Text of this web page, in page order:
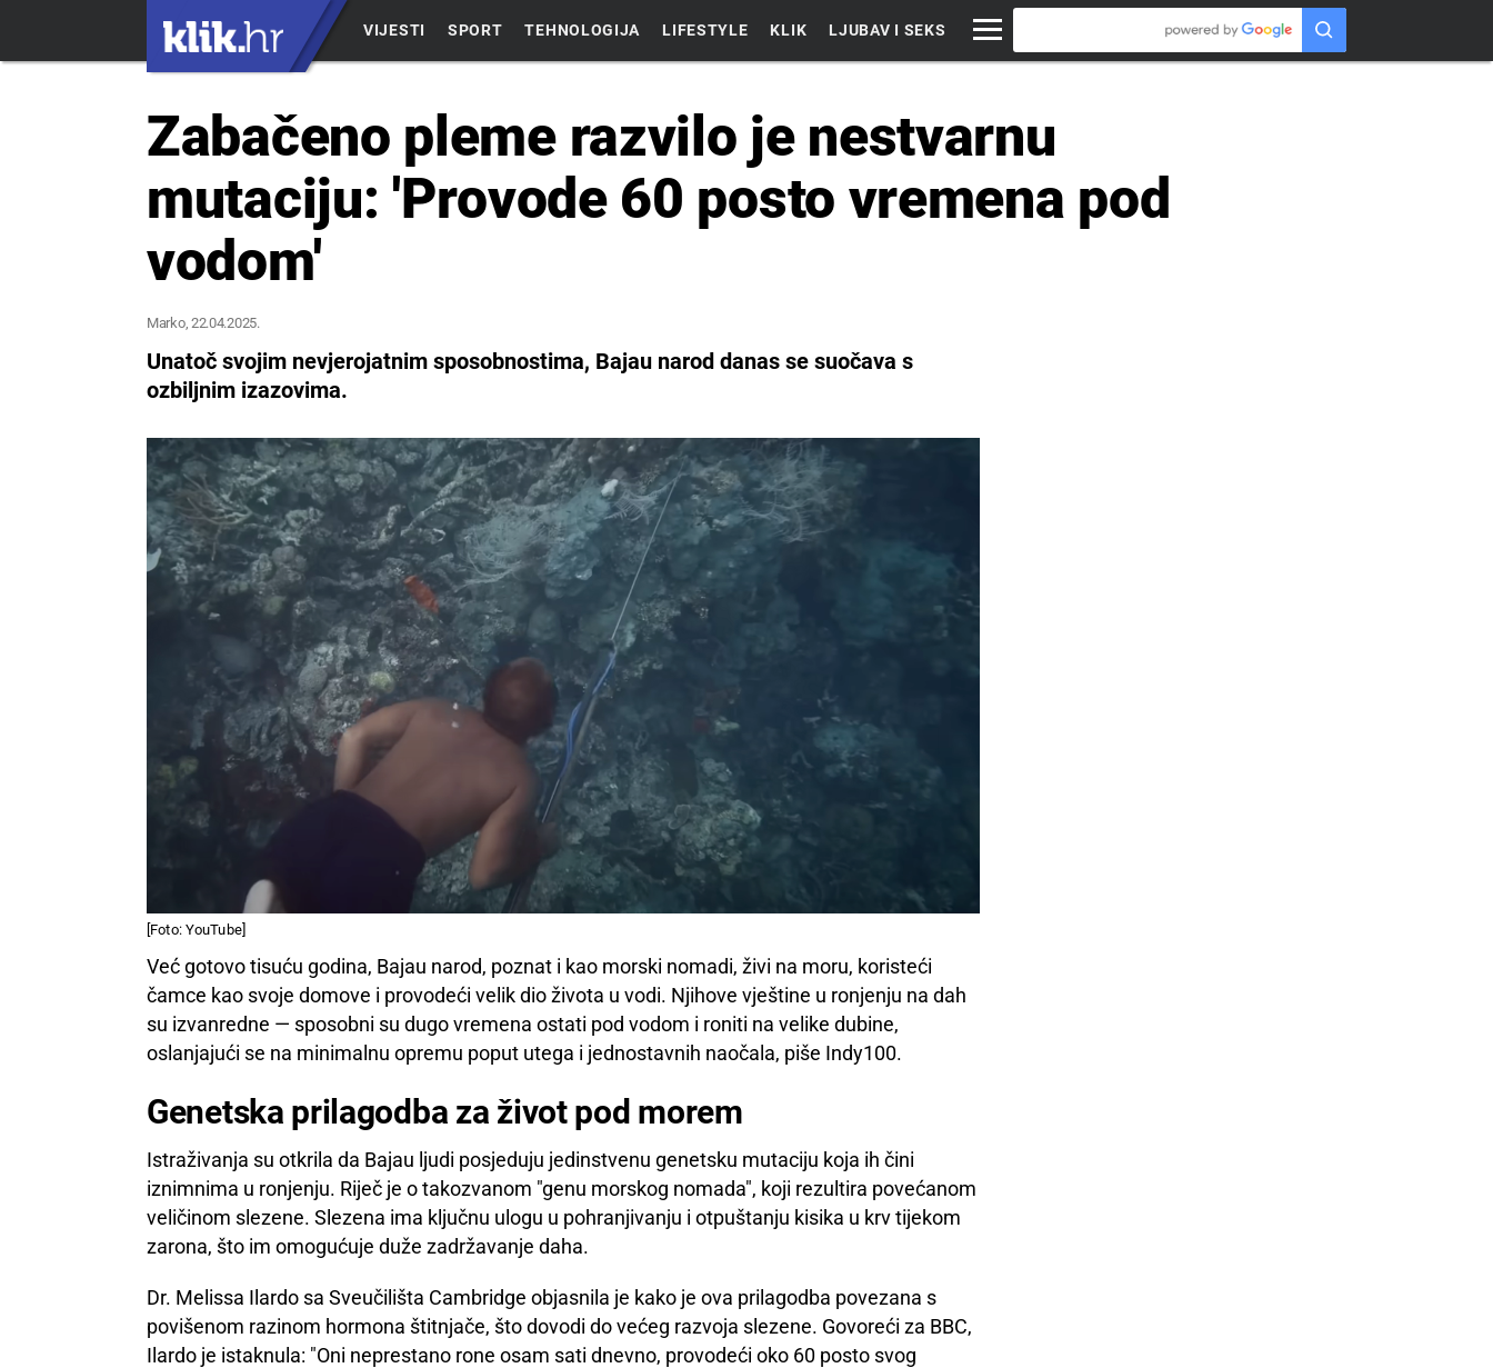
VIJESTI SPORT TEHNOLOGIJA LIFESTYLE KLIK LJUBAV I SEKS
Zabačeno pleme razvilo je nestvarnu
mutaciju: 'Provode 60 posto vremena pod
vodom'
Marko, 22.04.2025.
Unatoč svojim nevjerojatnim sposobnostima, Bajau narod danas se suočava s
ozbiljnim izazovima.
[Foto: YouTube]
Već gotovo tisuću godina, Bajau narod, poznat i kao morski nomadi, živi na moru, koristeći
čamce kao svoje domove i provodeći velik dio života u vodi. Njihove vještine u ronjenju na dah
su izvanredne — sposobni su dugo vremena ostati pod vodom i roniti na velike dubine,
oslanjajući se na minimalnu opremu poput utega i jednostavnih naočala, piše Indy100.
Genetska prilagodba za život pod morem
Istraživanja su otkrila da Bajau ljudi posjeduju jedinstvenu genetsku mutaciju koja ih čini
iznimnima u ronjenju. Riječ je o takozvanom "genu morskog nomada", koji rezultira povećanom
veličinom slezene. Slezena ima ključnu ulogu u pohranjivanju i otpuštanju kisika u krv tijekom
zarona, što im omogućuje duže zadržavanje daha.
Dr. Melissa Ilardo sa Sveučilišta Cambridge objasnila je kako je ova prilagodba povezana s
povišenom razinom hormona štitnjače, što dovodi do većeg razvoja slezene. Govoreći za BBC,
Ilardo je istaknula: "Oni neprestano rone osam sati dnevno, provodeći oko 60 posto svog